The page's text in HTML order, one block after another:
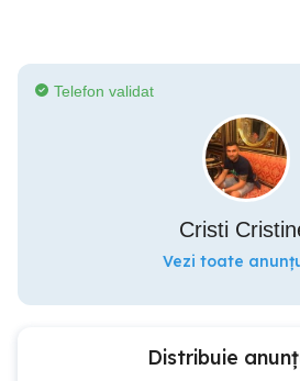
Telefon validat
Cristi
Vezi toate
Distribuie